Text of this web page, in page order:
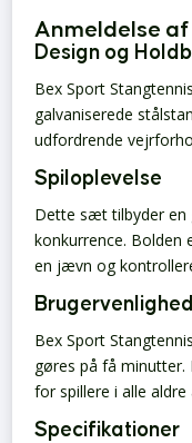
Anmeldelse
Design og
Bex Sport
galvaniserede
udfordrende
Spiloplevelse
Dette sæt tilbyder en
konkurrence.
en jævn og
Brugervenlighed
Bex Sport
gøres på få
for spillere i alle aldre
Specifikationer